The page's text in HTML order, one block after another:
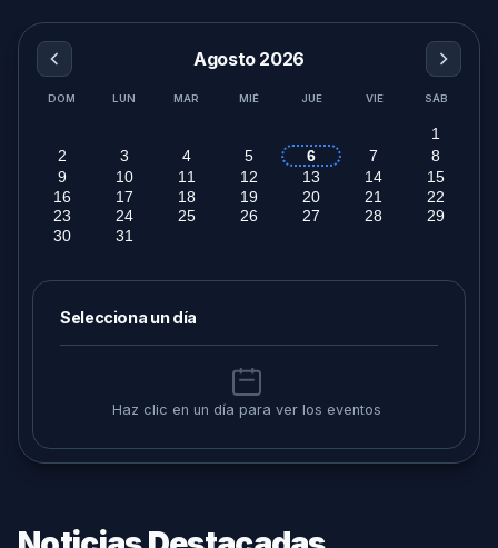
Agosto 2026
DOM LUN MAR MIÉ JUE VIE SÁB
1
2
3 4 5 6 7
8
9
10 11 12 13 14
15
16
17 18 19 20 21
22
23
24 25 26 27 28
29
30
31
Selecciona un día
Haz clic en un día para ver los eventos